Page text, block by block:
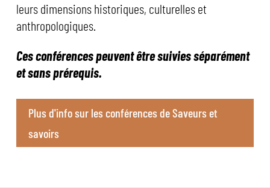
leurs dimensions historiques, culturelles et
anthropologiques.
Ces conférences peuvent être suivies séparément
et sans prérequis.
Plus d'info sur les conférences de Saveurs et
savoirs